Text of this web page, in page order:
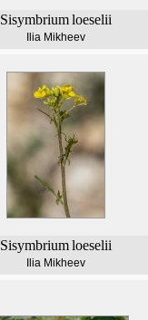
Sisymbrium loeselii
Ilia Mikheev
Sisymbrium loeselii
Ilia Mikheev